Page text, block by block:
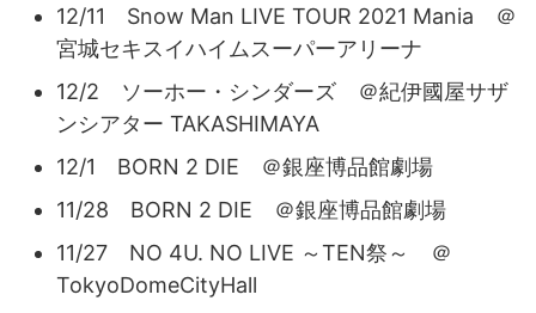
12/11 Snow Man LIVE TOUR 2021 Mania ＠
宮城セキスイハイムスーパーアリーナ
12/2 ソーホー・シンダーズ ＠紀伊國屋サザ
ンシアター TAKASHIMAYA
12/1 BORN 2 DIE ＠銀座博品館劇場
11/28 BORN 2 DIE ＠銀座博品館劇場
11/27 NO 4U. NO LIVE ～TEN祭～ ＠
TokyoDomeCityHall